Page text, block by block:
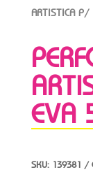
ARTISTICA
EVA
SKU: 139381